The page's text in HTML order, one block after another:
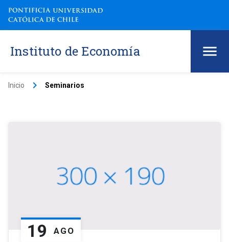
Instituto de Economía
Inicio keyboard_arrow_right Seminarios
19 AGO